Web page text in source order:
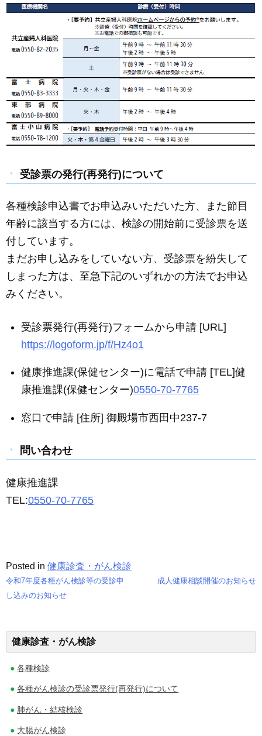
受診票の発行(再発行)について
各種検診申込書でお申込みいただいた方、また節目
年齢に該当する方には、検診の開始前に受診票を送
付しています。
まだお申し込みをしていない方、受診票を紛失して
しまった方は、至急下記のいずれかの方法でお申込
みください。
受診票発行(再発行)フォームから申請 [URL]
https://logoform.jp/f/Hz4o1
健康推進課(保健センター)に電話で申請 [TEL]健
康推進課(保健センター)0550-70-7765
窓口で申請 [住所] 御殿場市西田中237-7
問い合わせ
健康推進課
TEL:0550-70-7765
Posted in 健康診査・がん検診
投
ナ
シ
令和7年度各種がん検診等の受診申
し込みのお知らせ
成人健康相談開催のお知らせ
健康診査・がん検診
各種検診
各種がん検診の受診票発行(再発行)について
肺がん・結核検診
大腸がん検診